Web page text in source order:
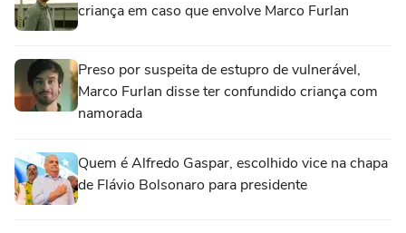
criança em caso que envolve Marco Furlan
Preso por suspeita de estupro de vulnerável,
Marco Furlan disse ter confundido criança com
namorada
Quem é Alfredo Gaspar, escolhido vice na chapa
de Flávio Bolsonaro para presidente